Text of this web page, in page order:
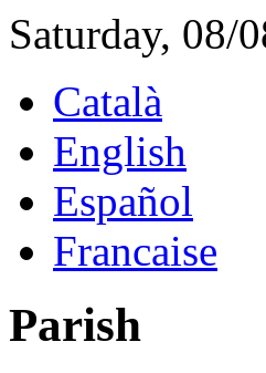
Saturday, 08/
Català
English
Español
Francaise
Parish